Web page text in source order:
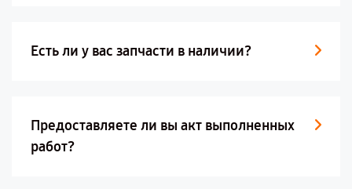
Есть ли у вас запчасти в наличии?
Предоставляете ли вы акт выполненных
работ?